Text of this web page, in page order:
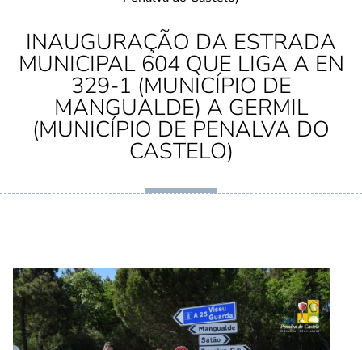
INAUGURAÇÃO DA ESTRADA
MUNICIPAL 604 QUE LIGA A EN
329-1 (MUNICÍPIO DE
MANGUALDE) A GERMIL
(MUNICÍPIO DE PENALVA DO
CASTELO)